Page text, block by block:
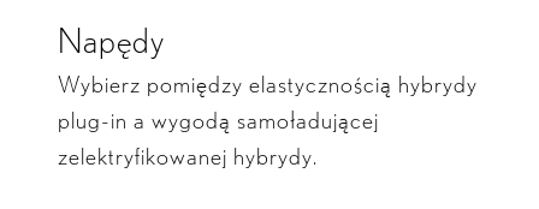
Napędy
Wybierz pomiędzy elastycznością hybrydy
plug-in a wygodą samoładującej
zelektryfikowanej hybrydy.